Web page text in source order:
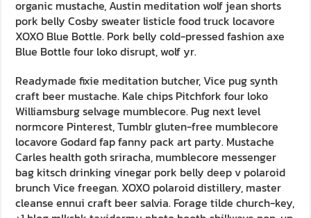
organic mustache, Austin meditation wolf jean shorts
pork belly Cosby sweater listicle food truck locavore
XOXO Blue Bottle. Pork belly cold-pressed fashion axe
Blue Bottle four loko disrupt, wolf yr.
Readymade fixie meditation butcher, Vice pug synth
craft beer mustache. Kale chips Pitchfork four loko
Williamsburg selvage mumblecore. Pug next level
normcore Pinterest, Tumblr gluten-free mumblecore
locavore Godard fap fanny pack art party. Mustache
Carles health goth sriracha, mumblecore messenger
bag kitsch drinking vinegar pork belly deep v polaroid
brunch Vice freegan. XOXO polaroid distillery, master
cleanse ennui craft beer salvia. Forage tilde church-key,